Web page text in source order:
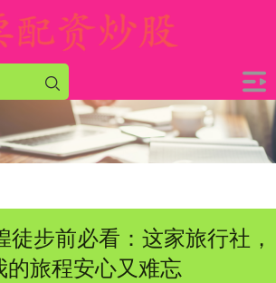
步前必看：这家旅行社，
的旅程安心又难忘